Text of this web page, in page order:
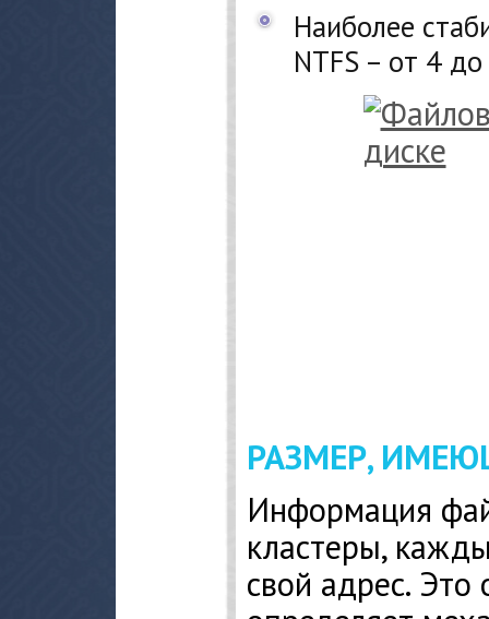
Наиболее
NTFS – от 4
РАЗМЕР,
Информация
кластеры,
свой адрес. Это